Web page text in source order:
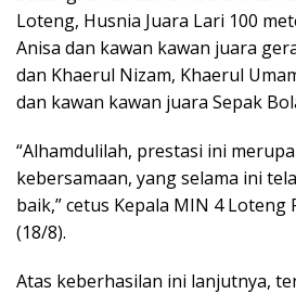
Loteng, Husnia Juara Lari 100
Anisa dan kawan kawan juara
dan Khaerul Nizam, Khaerul
dan kawan kawan juara Sepak
“Alhamdulilah, prestasi ini
kebersamaan, yang selama ini
baik,” cetus Kepala MIN 4 Loteng
(18/8).
Atas keberhasilan ini lanjutnya,